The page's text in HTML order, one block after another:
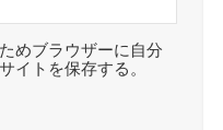
めブラウザーに自分
イトを保存する。